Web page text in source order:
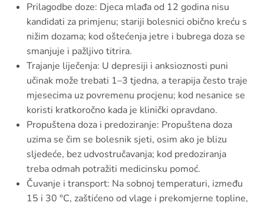
Prilagodbe doze: Djeca mlađa od 12 godina nisu
kandidati za primjenu; stariji bolesnici obično kreću s
nižim dozama; kod oštećenja jetre i bubrega doza se
smanjuje i pažljivo titrira.
Trajanje liječenja: U depresiji i anksioznosti puni
učinak može trebati 1–3 tjedna, a terapija često traje
mjesecima uz povremenu procjenu; kod nesanice se
koristi kratkoročno kada je klinički opravdano.
Propuštena doza i predoziranje: Propuštena doza
uzima se čim se bolesnik sjeti, osim ako je blizu
sljedeće, bez udvostručavanja; kod predoziranja
treba odmah potražiti medicinsku pomoć.
Čuvanje i transport: Na sobnoj temperaturi, između
15 i 30 °C, zaštićeno od vlage i prekomjerne topline,